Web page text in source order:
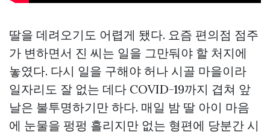
딸을 데려오기도 어렵게 됐다. 요즘 편의점 점주
가 변하면서 진 씨는 일을 그만둬야 할 처지에
놓였다. 다시 일을 구해야 허나 시골 마을이라
일자리도 잘 없는 데다 COVID-19까지 겹쳐 앞
날은 불투명하기만 하다. 매일 밤 딸 아이 마음
에 눈물을 펑펑 흘리지만 없는 형편에 당분간 시